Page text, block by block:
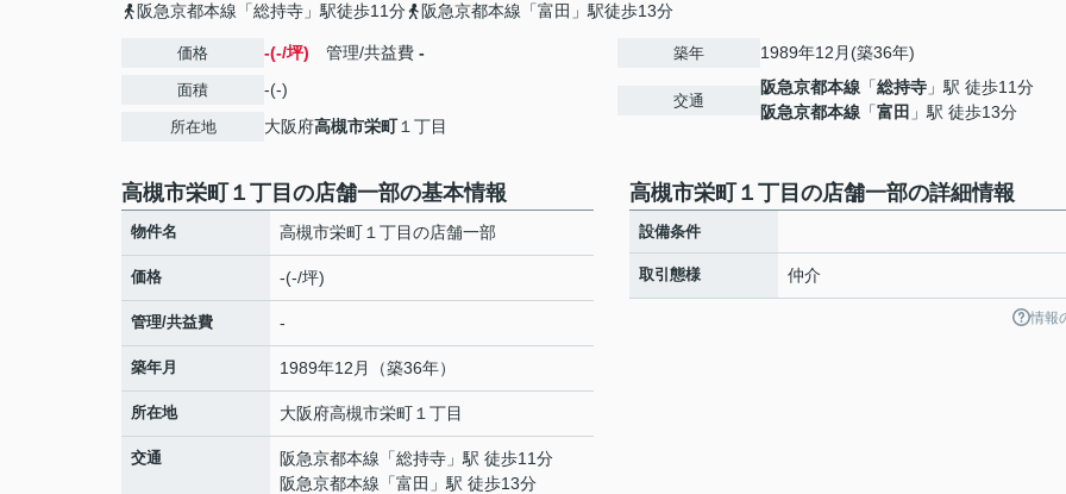
阪急京都本線「総持寺」駅徒歩11分
阪急京都本線「富田」駅徒歩13分
価格 -(-/坪) 管理/共益費 -
面積 -(-)
所在地 大阪府高槻市栄町１丁目
築年 1989年12月(築36年)
交通
阪急京都本線 「総持寺 」駅 徒歩11分
阪急京都本線 「富田 」駅 徒歩13分
高槻市栄町１丁目の店舗一部の基本情報
物件名 高槻市栄町１丁目の店舗一部
価格 -(-/坪)
管理/共益費 -
築年月 1989年12月（築36年）
所在地 大阪府高槻市栄町 １丁目
交通 阪急京都本線 「総持寺 」駅 徒歩11分
阪急京都本線 「富田 」駅 徒歩13分
高槻市栄町１丁目の店舗一部の詳細情報
設備条件
取引態様 仲介
情報